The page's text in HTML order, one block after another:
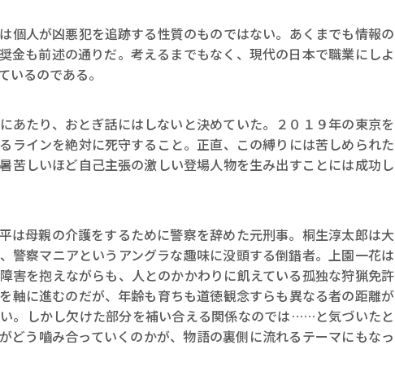
個人が凶悪犯を追跡する性質のものではない。あくまでも情報の
金も前述の通りだ。考えるまでもなく、現代の日本で職業にしよ
いるのである。
あたり、おとぎ話にはしないと決めていた。２０１９年の東京を
ラインを絶対に死守すること。正直、この縛りには苦しめられた
苦しいほど自己主張の激しい登場人物を生み出すことには成功し
は母親の介護をするために警察を辞めた元刑事。桐生淳太郎は大
警察マニアというアングラな趣味に没頭する倒錯者。上園一花は
害を抱えながらも、人とのかかわりに飢えている孤独な狩猟免許
軸に進むのだが、年齢も育ちも道徳観念すらも異なる者の距離が
。しかし欠けた部分を補い合える関係なのでは……と気づいたと
どう嚙み合っていくのかが、物語の裏側に流れるテーマにもなっ